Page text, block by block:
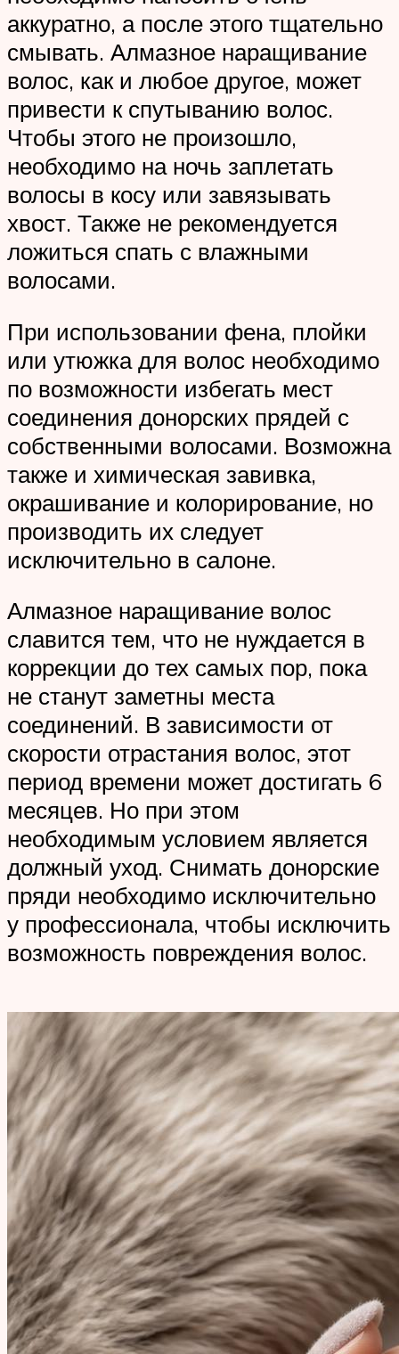
аккуратно, а после этого тщательно
смывать. Алмазное наращивание
волос, как и любое другое, может
привести к спутыванию волос.
Чтобы этого не произошло,
необходимо на ночь заплетать
волосы в косу или завязывать
хвост. Также не рекомендуется
ложиться спать с влажными
волосами.
При использовании фена, плойки
или утюжка для волос необходимо
по возможности избегать мест
соединения донорских прядей с
собственными волосами. Возможна
также и химическая завивка,
окрашивание и колорирование, но
производить их следует
исключительно в салоне.
Алмазное наращивание волос
славится тем, что не нуждается в
коррекции до тех самых пор, пока
не станут заметны места
соединений. В зависимости от
скорости отрастания волос, этот
период времени может достигать 6
месяцев. Но при этом
необходимым условием является
должный уход. Снимать донорские
пряди необходимо исключительно
у профессионала, чтобы исключить
возможность повреждения волос.